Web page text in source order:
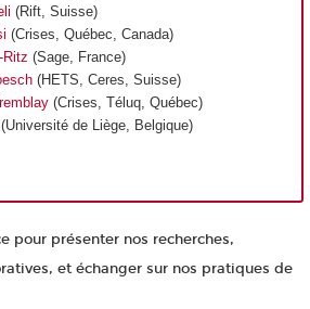
(Rift, Suisse)
(Crises, Québec, Canada)
(Sage, France)
(HETS, Ceres, Suisse)
(Crises, Téluq, Québec)
de Liège, Belgique)
pour présenter nos recherches,
et échanger sur nos pratiques de